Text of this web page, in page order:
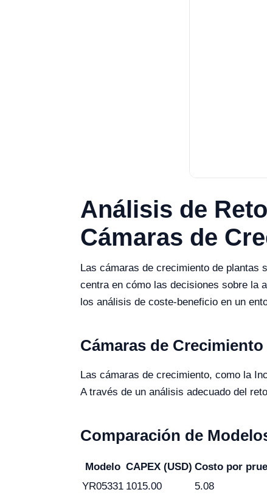
Análisis de
Cámaras de
Las cámaras de crecimiento de plantas
centra en cómo las decisiones sobre la
los análisis de coste-beneficio en un
Cámaras de
Las cámaras de crecimiento, como la
A través de un análisis adecuado del
Comparación de
Modelo CAPEX (USD) Costo por
YR05331 1015.00 5.08